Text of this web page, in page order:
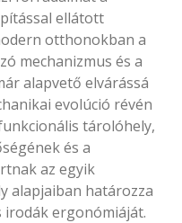
ellátott
otthonokban a
mechanizmus és a
alapvető elvárássá
evolúció révén
tárolóhely,
és a
az egyik
alapjaiban határozza
irodák ergonómiáját.